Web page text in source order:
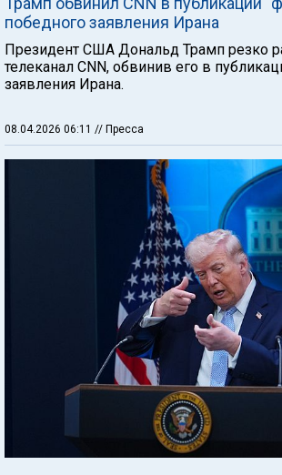
победного заявления Ирана
Президент США Дональд Трамп резко
телеканал CNN, обвинив его в
заявления Ирана.
08.04.2026 06:11 // Пресса